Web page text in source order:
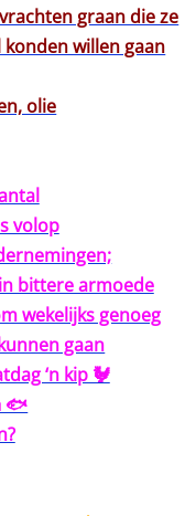
graan die ze
willen gaan
olie
volop
bittere armoede
wekelijks genoeg
gaan
‘n kip 🐓
🐟